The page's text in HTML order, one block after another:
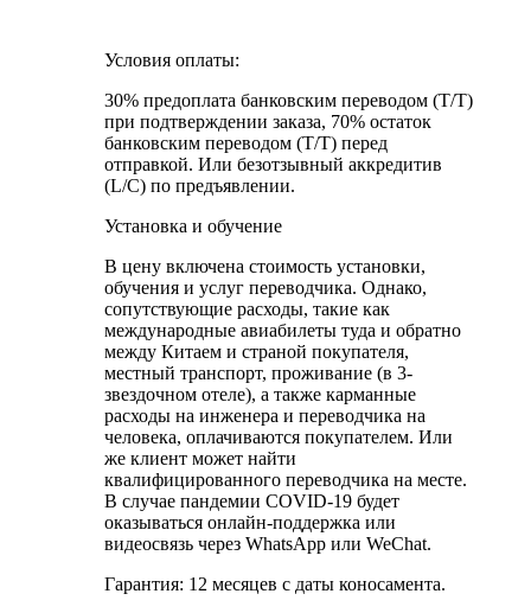
Условия оплаты:
30% предоплата банковским переводом (T/T)
при подтверждении заказа, 70% остаток
банковским переводом (T/T) перед
отправкой. Или безотзывный аккредитив
(L/C) по предъявлении.
Установка и обучение
В цену включена стоимость установки,
обучения и услуг переводчика. Однако,
сопутствующие расходы, такие как
международные авиабилеты туда и обратно
между Китаем и страной покупателя,
местный транспорт, проживание (в 3-
звездочном отеле), а также карманные
расходы на инженера и переводчика на
человека, оплачиваются покупателем. Или
же клиент может найти
квалифицированного переводчика на месте.
В случае пандемии COVID-19 будет
оказываться онлайн-поддержка или
видеосвязь через WhatsApp или WeChat.
Гарантия: 12 месяцев с даты коносамента.